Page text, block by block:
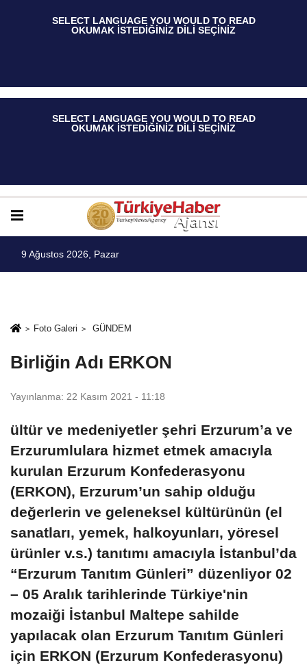
SELECT LANGUAGE YOU WOULD TO READ
OKUMAK İSTEDİĞİNİZ DİLİ SEÇİNİZ
SELECT LANGUAGE YOU WOULD TO READ
OKUMAK İSTEDİĞİNİZ DİLİ SEÇİNİZ
9 Ağustos 2026, Pazar
Foto Galeri GÜNDEM
Birliğin Adı ERKON
Yayınlanma: 22 Kasım 2021 - 11:18
ültür ve medeniyetler şehri Erzurum’a ve
Erzurumlulara hizmet etmek amacıyla
kurulan Erzurum Konfederasyonu
(ERKON), Erzurum’un sahip olduğu
değerlerin ve geleneksel kültürünün (el
sanatları, yemek, halkoyunları, yöresel
ürünler v.s.) tanıtımı amacıyla İstanbul’da
“Erzurum Tanıtım Günleri” düzenliyor 02
– 05 Aralık tarihlerinde Türkiye'nin
mozaiği İstanbul Maltepe sahilde
yapılacak olan Erzurum Tanıtım Günleri
için ERKON (Erzurum Konfederasyonu)